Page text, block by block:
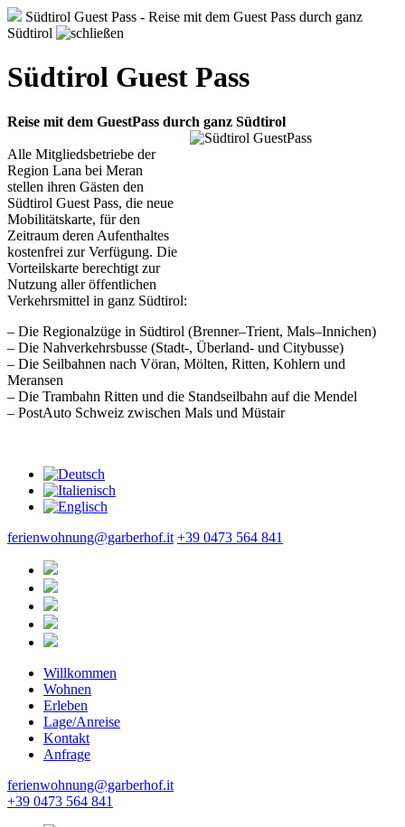
Südtirol Guest Pass - Reise mit dem Guest Pass durch ganz
Südtirol
Südtirol Guest Pass
Reise mit dem GuestPass durch ganz Südtirol
Alle Mitgliedsbetriebe der
Region Lana bei Meran
stellen ihren Gästen den
Südtirol Guest Pass, die neue
Mobilitätskarte, für den
Zeitraum deren Aufenthaltes
kostenfrei zur Verfügung. Die
Vorteilskarte berechtigt zur
Nutzung aller öffentlichen
Verkehrsmittel in ganz Südtirol:
– Die Regionalzüge in Südtirol (Brenner–Trient, Mals–Innichen)
– Die Nahverkehrsbusse (Stadt-, Überland- und Citybusse)
– Die Seilbahnen nach Vöran, Mölten, Ritten, Kohlern und
Meransen
– Die Trambahn Ritten und die Standseilbahn auf die Mendel
– PostAuto Schweiz zwischen Mals und Müstair
ferienwohnung@garberhof.it +39 0473 564 841
Willkommen
Wohnen
Erleben
Lage/Anreise
Kontakt
Anfrage
ferienwohnung@garberhof.it
+39 0473 564 841